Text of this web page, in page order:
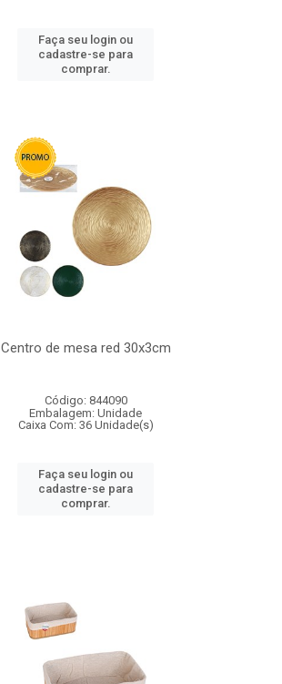
Faça seu login ou
cadastre-se para
comprar.
Centro de mesa red 30x3cm
Código: 844090
Embalagem: Unidade
Caixa Com: 36 Unidade(s)
Faça seu login ou
cadastre-se para
comprar.